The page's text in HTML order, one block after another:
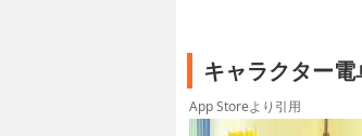
キャラクター
App Storeより引用